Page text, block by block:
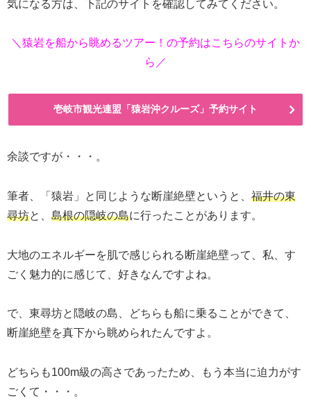
気になる方は、下記のサイトを確認してみてください。
＼猿岩を船から眺めるツアー！の予約はこちらのサイトか
ら／
壱岐市観光連盟「猿岩沖クルーズ」予約サイト
余談ですが・・・。
筆者、「猿岩」と同じような断崖絶壁というと、 福井の東
尋坊と、 島根の隠岐の島に行ったことがあります。
大地のエネルギーを肌で感じられる断崖絶壁って、私、す
ごく魅力的に感じて、好きなんですよね。
で、東尋坊と隠岐の島、どちらも船に乗ることができて、
断崖絶壁を真下から眺められたんですよ。
どちらも100m級の高さであったため、もう本当に迫力がす
ごくて・・・。